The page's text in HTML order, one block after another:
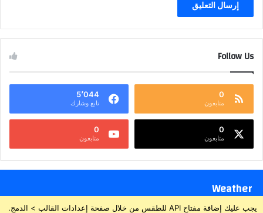
Follow Us
0
متابعون
5٬044
تابع وشارك
0
متابعون
0
متابعون
Weather
يجب عليك إضافة مفتاح API للطقس من خلال صفحة إعدادات القالب > الدمج.